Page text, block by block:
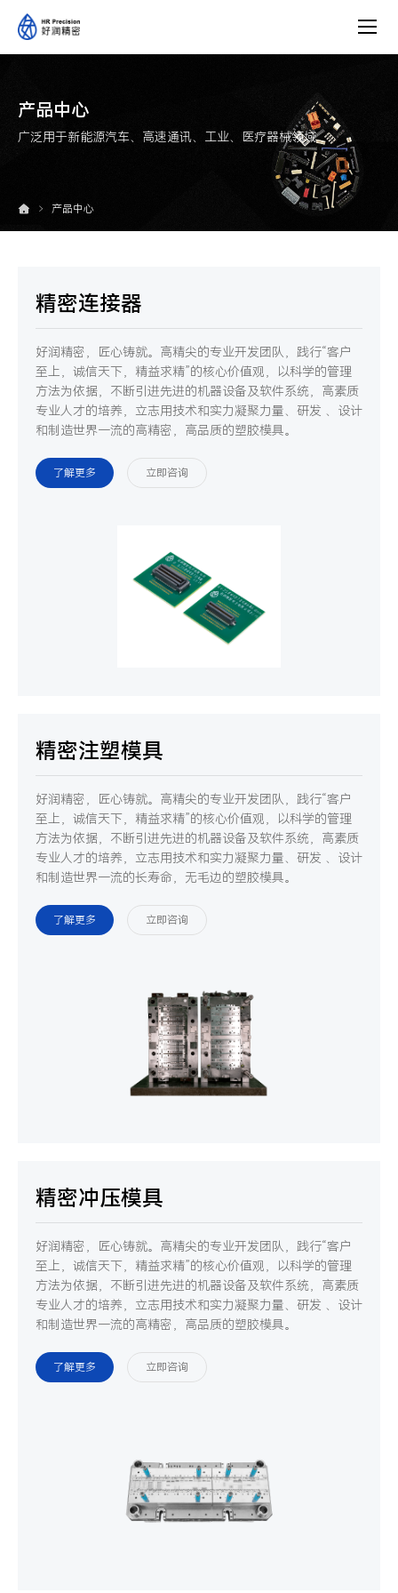
产
产品中心
广泛用于新能源汽车、高速通讯、工业、医疗器械领域
产品中心
精密连接器
好润精密，匠心铸就。高精尖的专业开发团队，践行“客户
至上，诚信天下，精益求精”的核心价值观，以科学的管理
方法为依据，不断引进先进的机器设备及软件系统，高素质
专业人才的培养，立志用技术和实力凝聚力量、研发 、设计
和制造世界一流的高精密，高品质的塑胶模具。
了解更多 立即咨询
精密注塑模具
好润精密，匠心铸就。高精尖的专业开发团队，践行“客户
至上，诚信天下，精益求精”的核心价值观，以科学的管理
方法为依据，不断引进先进的机器设备及软件系统，高素质
专业人才的培养，立志用技术和实力凝聚力量、研发 、设计
和制造世界一流的长寿命，无毛边的塑胶模具。
了解更多 立即咨询
精密冲压模具
好润精密，匠心铸就。高精尖的专业开发团队，践行“客户
至上，诚信天下，精益求精”的核心价值观，以科学的管理
方法为依据，不断引进先进的机器设备及软件系统，高素质
专业人才的培养，立志用技术和实力凝聚力量、研发 、设计
和制造世界一流的高精密，高品质的塑胶模具。
了解更多 立即咨询